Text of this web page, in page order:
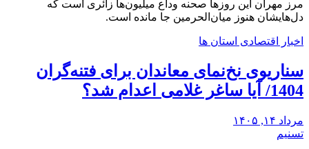
مرز مهران این روزها صحنه وداع میلیون‌ها زائری است که
‌دل‌هایشان هنوز میان‌الحرمین جا مانده است.
اخبار اقتصادی استان ها
سناریوی نخ‌نمای معاندان برای ‌فتنه‌گران
1404/ آیا ساغر غلامی اعدام شد؟
مرداد ۱۴, ۱۴۰۵
تسنیم